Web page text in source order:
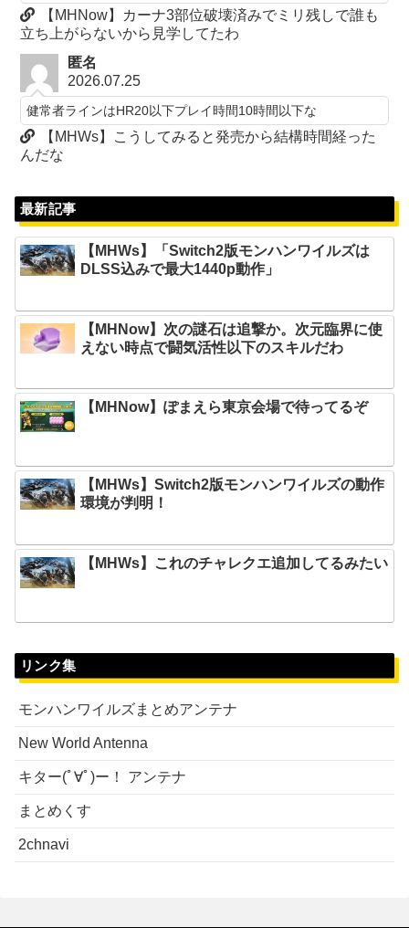
【MHNow】カーナ3部位破壊済みでミリ残しで誰も
立ち上がらないから見学してたわ
匿名
2026.07.25
健常者ラインはHR20以下プレイ時間10時間以下な
【MHWs】こうしてみると発売から結構時間経った
んだな
最新記事
【MHWs】「Switch2版モンハンワイルズは
DLSS込みで最大1440p動作」
【MHNow】次の謎石は追撃か。次元臨界に使
えない時点で闘気活性以下のスキルだわ
【MHNow】ぽまえら東京会場で待ってるぞ
【MHWs】Switch2版モンハンワイルズの動作
環境が判明！
【MHWs】これのチャレクエ追加してるみたい
リンク集
モンハンワイルズまとめアンテナ
New World Antenna
キター(ﾟ∀ﾟ)ー！ アンテナ
まとめくす
2chnavi